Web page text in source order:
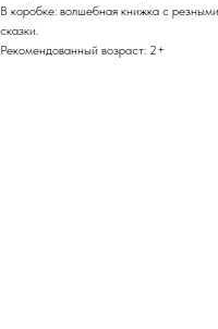
В коробке: волшебная книжка с
сказки.
Рекомендованный возраст: 2+